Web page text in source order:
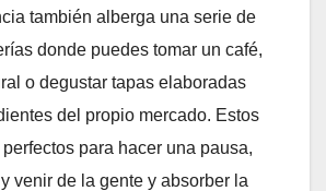
también alberga una serie de
donde puedes tomar un café,
o degustar tapas elaboradas
del propio mercado. Estos
para hacer una pausa,
venir de la gente y absorber la